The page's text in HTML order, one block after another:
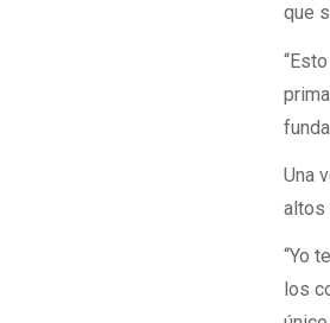
que
Una
altos
“Yo
los